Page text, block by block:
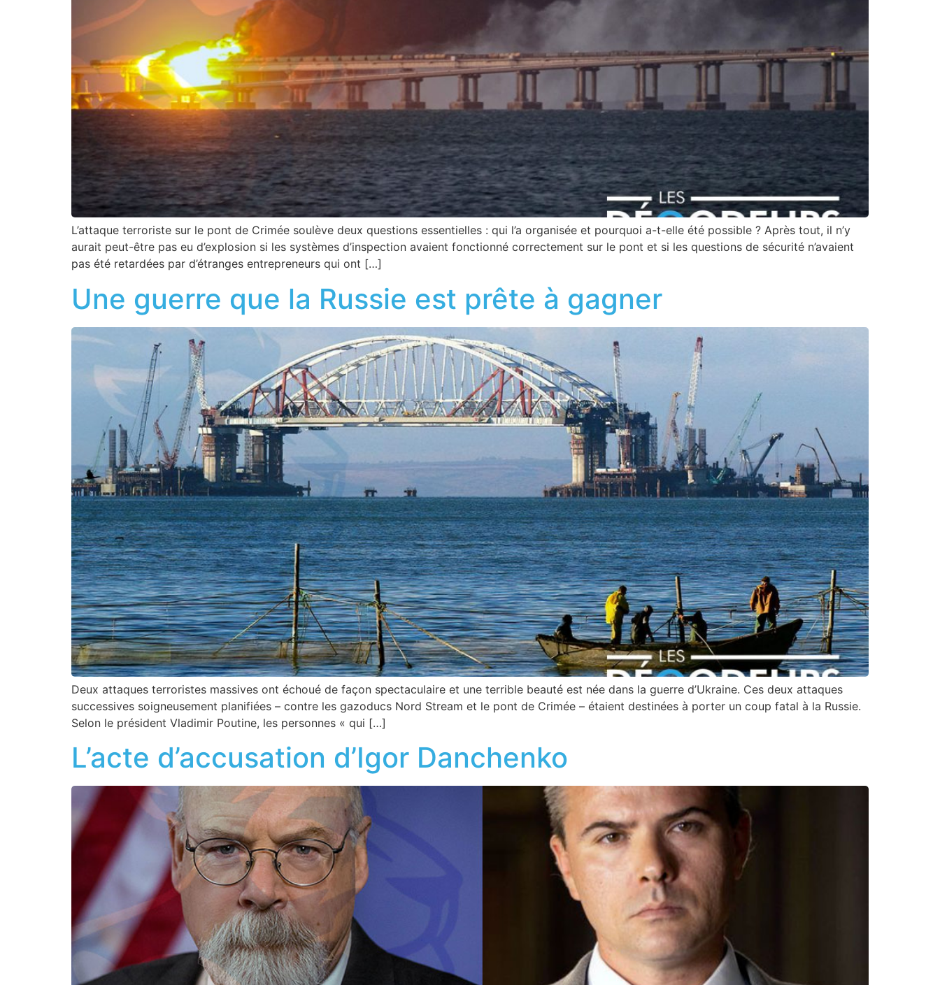
L’attaque terroriste sur le pont de Crimée soulève deux questions essentielles : qui l’a organisée et pourquoi a-t-elle été possible ? Après tout, il n’y
aurait peut-être pas eu d’explosion si les systèmes d’inspection avaient fonctionné correctement sur le pont et si les questions de sécurité n’avaient
pas été retardées par d’étranges entrepreneurs qui ont […]
Une guerre que la Russie est prête à gagner
Deux attaques terroristes massives ont échoué de façon spectaculaire et une terrible beauté est née dans la guerre d’Ukraine. Ces deux attaques
successives soigneusement planifiées – contre les gazoducs Nord Stream et le pont de Crimée – étaient destinées à porter un coup fatal à la Russie.
Selon le président Vladimir Poutine, les personnes « qui […]
L’acte d’accusation d’Igor Danchenko